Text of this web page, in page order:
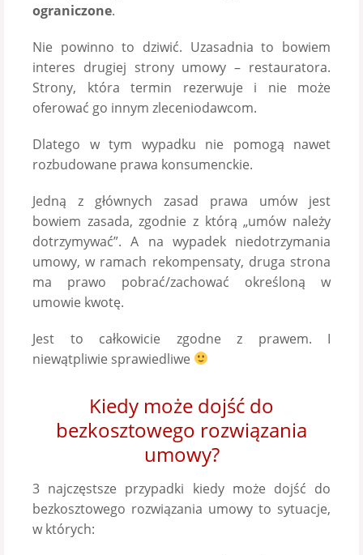
ograniczone.
Nie powinno to dziwić. Uzasadnia to bowiem
interes drugiej strony umowy – restauratora.
Strony, która termin rezerwuje i nie może
oferować go innym zleceniodawcom.
Dlatego w tym wypadku nie pomogą nawet
rozbudowane prawa konsumenckie.
Jedną z głównych zasad prawa umów jest
bowiem zasada, zgodnie z którą „umów należy
dotrzymywać”. A na wypadek niedotrzymania
umowy, w ramach rekompensaty, druga strona
ma prawo pobrać/zachować określoną w
umowie kwotę.
Jest to całkowicie zgodne z prawem. I
niewątpliwie sprawiedliwe
Kiedy może dojść do
bezkosztowego rozwiązania
umowy?
3 najczęstsze przypadki kiedy może dojść do
bezkosztowego rozwiązania umowy to sytuacje,
w których: